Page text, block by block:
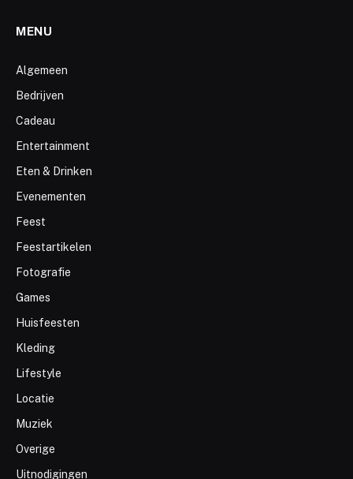
MENU
Algemeen
Bedrijven
Cadeau
Entertainment
Eten & Drinken
Evenementen
Feest
Feestartikelen
Fotografie
Games
Huisfeesten
Kleding
Lifestyle
Locatie
Muziek
Overige
Uitnodigingen